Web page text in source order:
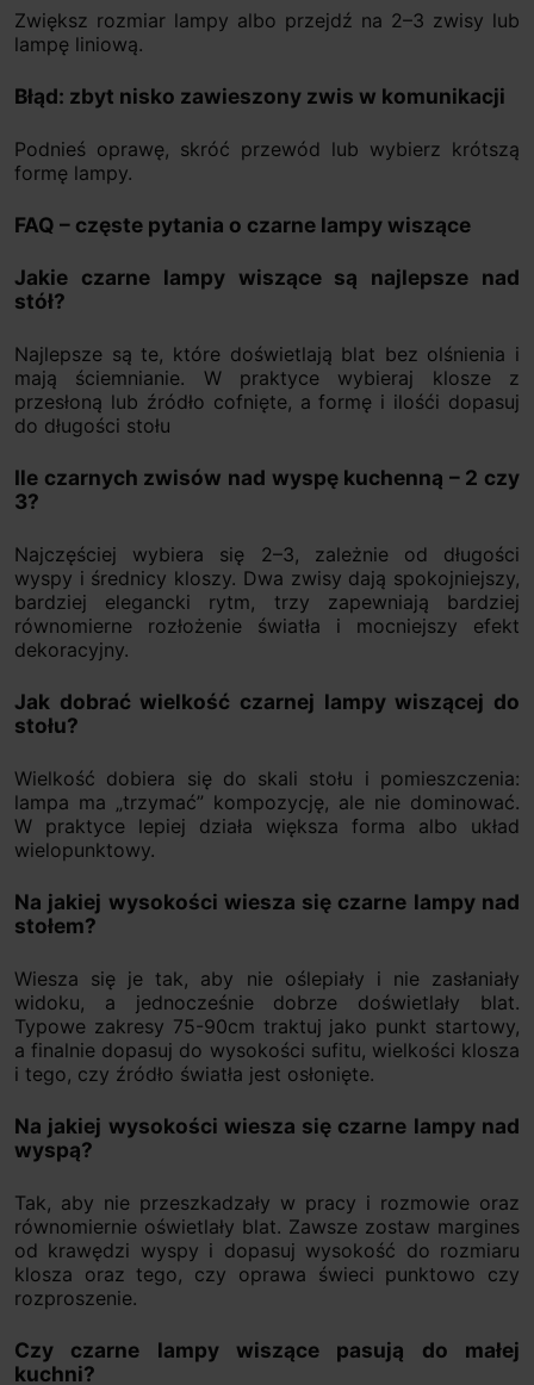
Zwiększ rozmiar lampy albo przejdź na 2–3 zwisy lub
lampę liniową.
Błąd: zbyt nisko zawieszony zwis w komunikacji
Podnieś oprawę, skróć przewód lub wybierz krótszą
formę lampy.
FAQ – częste pytania o czarne lampy wiszące
Jakie czarne lampy wiszące są najlepsze nad
stół?
Najlepsze są te, które doświetlają blat bez olśnienia i
mają ściemnianie. W praktyce wybieraj klosze z
przesłoną lub źródło cofnięte, a formę i ilośći dopasuj
do długości stołu
Ile czarnych zwisów nad wyspę kuchenną – 2 czy
3?
Najczęściej wybiera się 2–3, zależnie od długości
wyspy i średnicy kloszy. Dwa zwisy dają spokojniejszy,
bardziej elegancki rytm, trzy zapewniają bardziej
równomierne rozłożenie światła i mocniejszy efekt
dekoracyjny.
Jak dobrać wielkość czarnej lampy wiszącej do
stołu?
Wielkość dobiera się do skali stołu i pomieszczenia:
lampa ma „trzymać” kompozycję, ale nie dominować.
W praktyce lepiej działa większa forma albo układ
wielopunktowy.
Na jakiej wysokości wiesza się czarne lampy nad
stołem?
Wiesza się je tak, aby nie oślepiały i nie zasłaniały
widoku, a jednocześnie dobrze doświetlały blat.
Typowe zakresy 75-90cm traktuj jako punkt startowy,
a finalnie dopasuj do wysokości sufitu, wielkości klosza
i tego, czy źródło światła jest osłonięte.
Na jakiej wysokości wiesza się czarne lampy nad
wyspą?
Tak, aby nie przeszkadzały w pracy i rozmowie oraz
równomiernie oświetlały blat. Zawsze zostaw margines
od krawędzi wyspy i dopasuj wysokość do rozmiaru
klosza oraz tego, czy oprawa świeci punktowo czy
rozproszenie.
Czy czarne lampy wiszące pasują do małej
kuchni?